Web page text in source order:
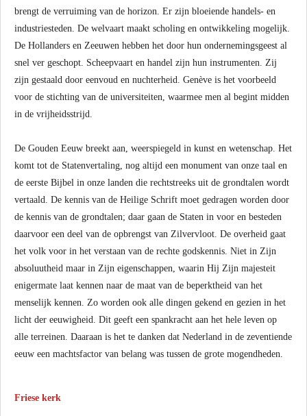
brengt de verruiming van de horizon. Er zijn bloeiende handels- en
industriesteden. De welvaart maakt scholing en ontwikkeling mogelijk.
De Hollanders en Zeeuwen hebben het door hun ondernemingsgeest al
snel ver geschopt. Scheepvaart en handel zijn hun instrumenten. Zij
zijn gestaald door eenvoud en nuchterheid. Genève is het voorbeeld
voor de stichting van de universiteiten, waarmee men al begint midden
in de vrijheidsstrijd.
De Gouden Eeuw breekt aan, weerspiegeld in kunst en wetenschap. Het
komt tot de Statenvertaling, nog altijd een monument van onze taal en
de eerste Bijbel in onze landen die rechtstreeks uit de grondtalen wordt
vertaald. De kennis van de Heilige Schrift moet gedragen worden door
de kennis van de grondtalen; daar gaan de Staten in voor en besteden
daarvoor een deel van de opbrengst van Zilvervloot. De overheid gaat
het volk voor in het verstaan van de rechte godskennis. Niet in Zijn
absoluutheid maar in Zijn eigenschappen, waarin Hij Zijn majesteit
enigermate laat kennen naar de maat van de beperktheid van het
menselijk kennen. Zo worden ook alle dingen gekend en gezien in het
licht der eeuwigheid. Dit geeft een spankracht aan het hele leven op
alle terreinen. Daaraan is het te danken dat Nederland in de zeventiende
eeuw een machtsfactor van belang was tussen de grote mogendheden.
Friese kerk